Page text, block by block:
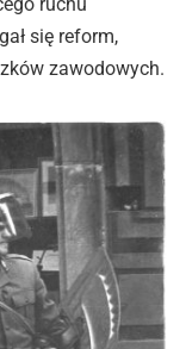
się reform,
zawodowych.